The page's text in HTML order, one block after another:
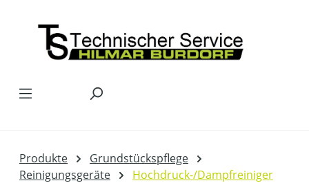
Produkte
Grundstückspflege
Reinigungsgeräte
Hochdruck-/Dampfreiniger